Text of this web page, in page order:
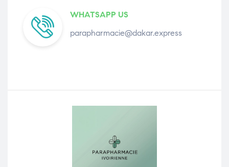
WHATSAPP US
parapharmacie@dakar.express